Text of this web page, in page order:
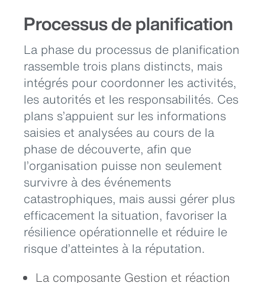
Processus de planification
La phase du processus de planification
rassemble trois plans distincts, mais
intégrés pour coordonner les activités,
les autorités et les responsabilités. Ces
plans s’appuient sur les informations
saisies et analysées au cours de la
phase de découverte, afin que
l’organisation puisse non seulement
survivre à des événements
catastrophiques, mais aussi gérer plus
efficacement la situation, favoriser la
résilience opérationnelle et réduire le
risque d’atteintes à la réputation.
La composante Gestion et réaction